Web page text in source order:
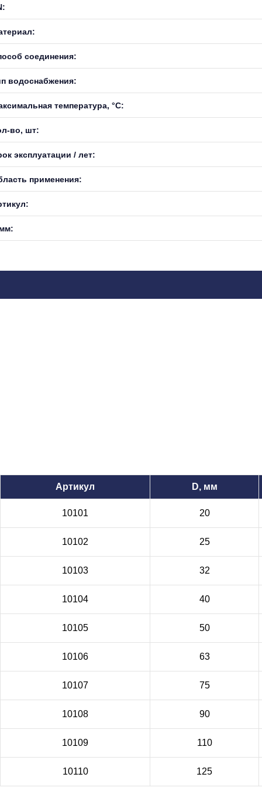
соединения:
водоснабжения:
температура, °С:
во, шт:
эксплуатации / лет:
применения:
Артикул D, мм
10101 20
10102 25
10103 32
10104 40
10105 50
10106 63
10107 75
10108 90
10109 110
10110 125